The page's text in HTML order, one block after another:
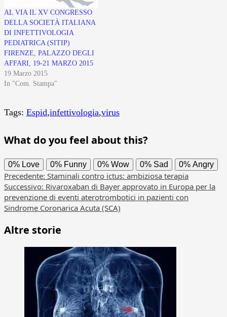
AL VIA IL XV CONGRESSO
DELLA SOCIETÀ ITALIANA
DI INFETTIVOLOGIA
PEDIATRICA (SITIP)
FIRENZE, PALAZZO DEGLI
AFFARI, 19-21 MARZO 2015
19 Marzo 2015
In "Com. Stampa"
Tags: Espid,infettivologia,virus
What do you feel about this?
0% Love 0% Funny 0% Wow 0% Sad 0% Angry
Navigazione
articolo
Precedente: Staminali contro ictus: ambiziosa terapia
Successivo: Rivaroxaban di Bayer approvato in Europa per la
prevenzione di eventi aterotrombotici in pazienti con
Sindrome Coronarica Acuta (SCA)
Altre storie